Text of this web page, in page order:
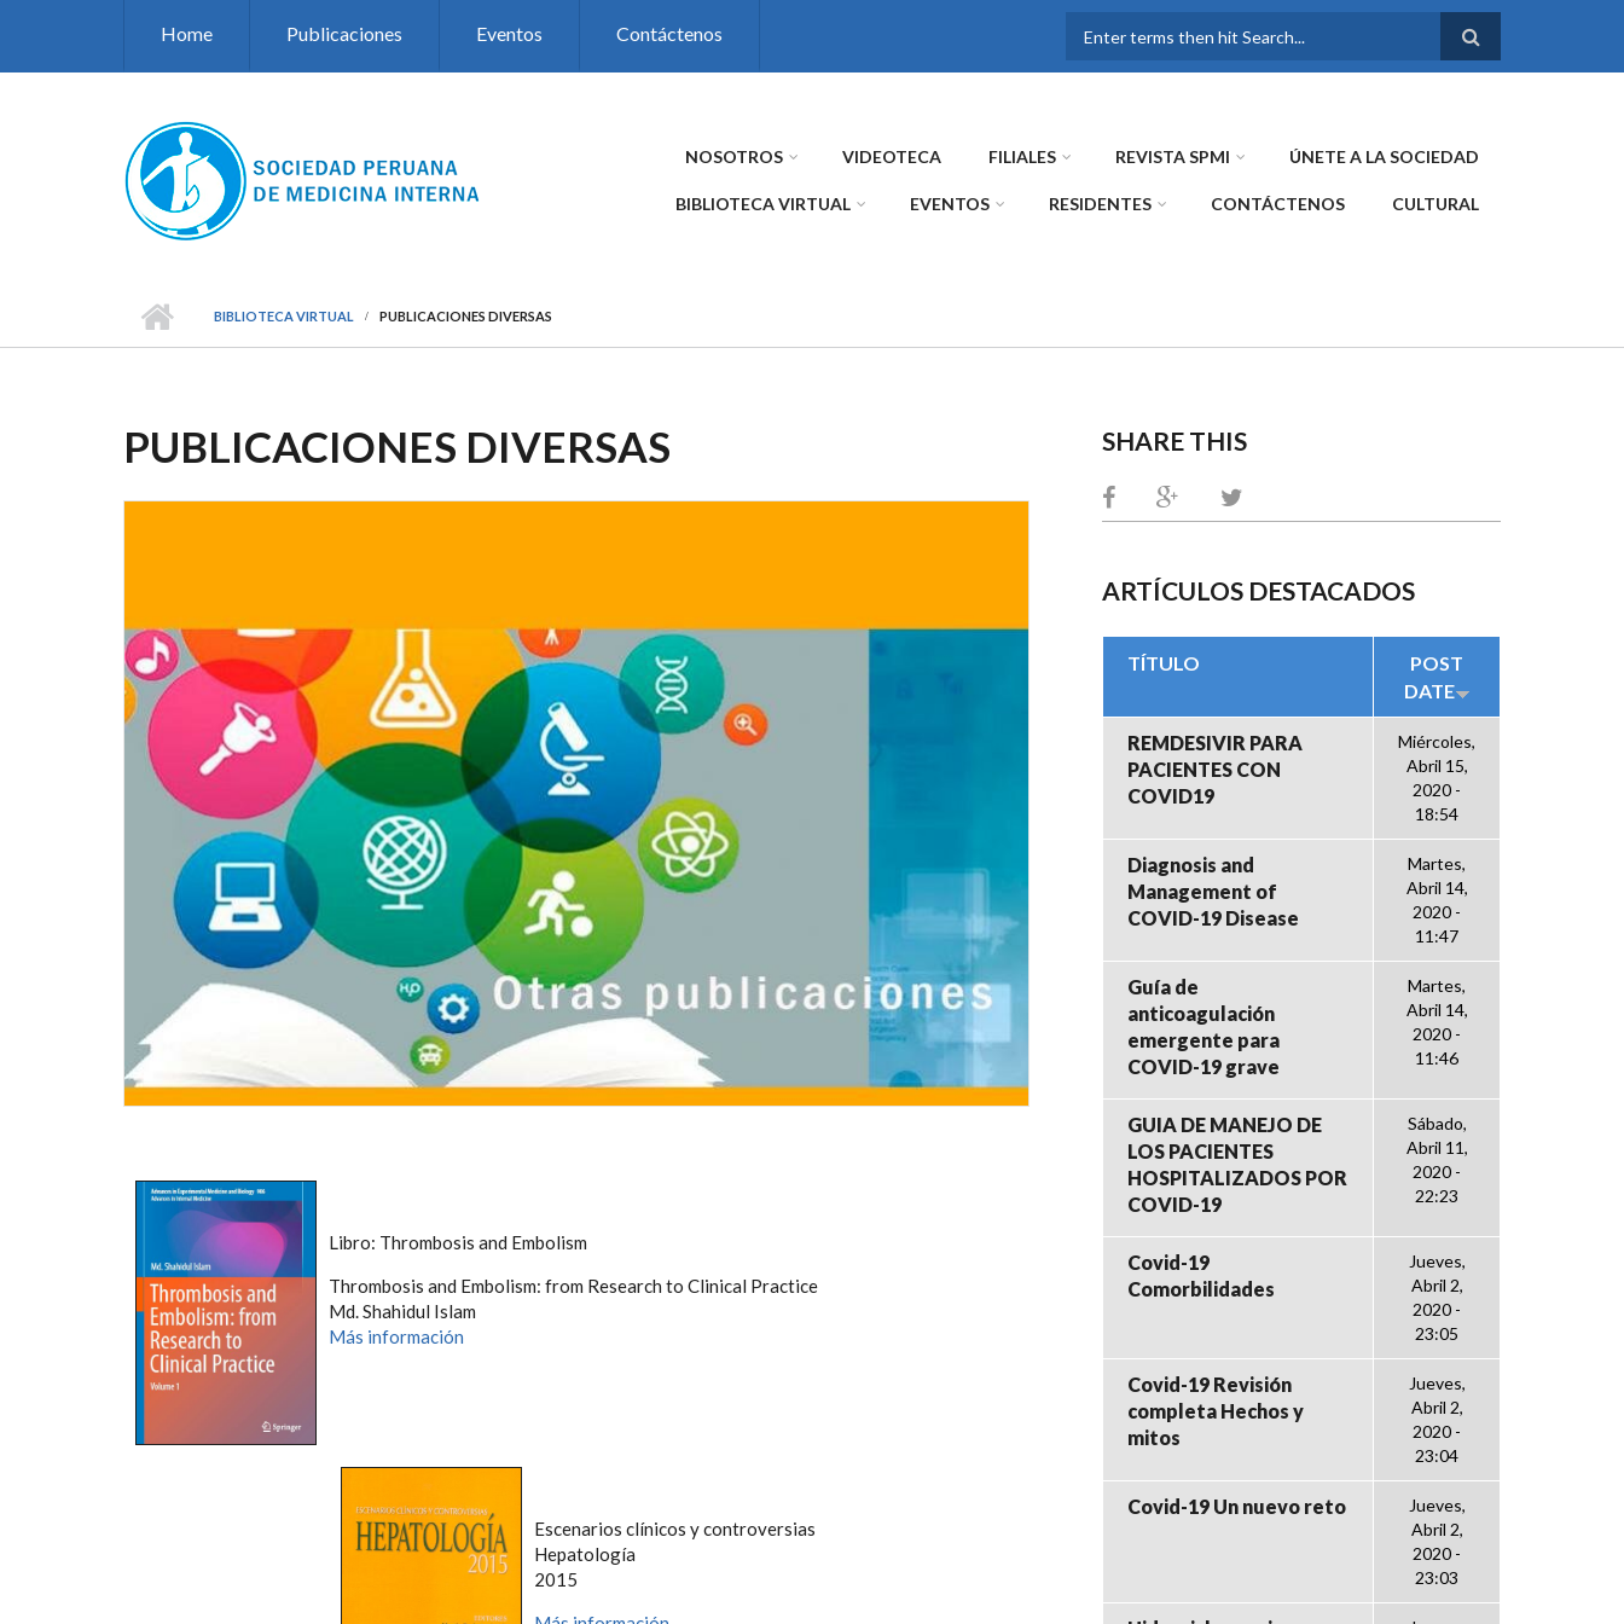
Home Publicaciones Eventos Contáctenos
FORMULARIO DE
NOSOTROS VIDEOTECA FILIALES REVISTA SPMI ÚNETE A LA SOCIEDAD
BIBLIOTECA VIRTUAL EVENTOS RESIDENTES CONTÁCTENOS CULTURAL
BIBLIOTECA VIRTUAL PUBLICACIONES DIVERSAS
PUBLICACIONES DIVERSAS
Libro: Thrombosis and Embolism
Thrombosis and Embolism: from Research to Clinical Practice
Md. Shahidul Islam
Más información
Escenarios clínicos y controversias
Hepatología
2015
SHARE THIS
ARTÍCULOS DESTACADOS
TÍTULO
POST
DATE
REMDESIVIR PARA
PACIENTES CON
COVID19
Miércoles,
Abril 15,
2020 -
18:54
Diagnosis and
Management of
COVID-19 Disease
Martes,
Abril 14,
2020 -
11:47
Guía de
anticoagulación
emergente para
COVID-19 grave
Martes,
Abril 14,
2020 -
11:46
GUIA DE MANEJO DE
LOS PACIENTES
HOSPITALIZADOS POR
COVID-19
Sábado,
Abril 11,
2020 -
22:23
Covid-19
Comorbilidades
Jueves,
Abril 2,
2020 -
23:05
Covid-19 Revisión
completa Hechos y
mitos
Jueves,
Abril 2,
2020 -
23:04
Covid-19 Un nuevo reto
Jueves,
Abril 2,
2020 -
23:03